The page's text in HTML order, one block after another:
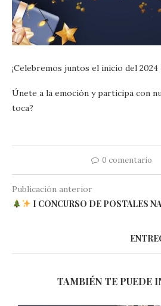
¡Celebremos juntos el inicio del
Únete a la emoción y participa con
toca?
0 comentario
Publicación anterior
I CONCURSO DE POSTALES
TAMBIÉN TE PUEDE